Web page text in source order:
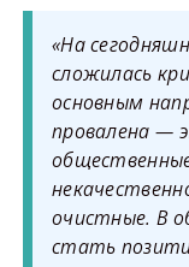
«На
сложилась
основным
провалена —
очистные. В
стать